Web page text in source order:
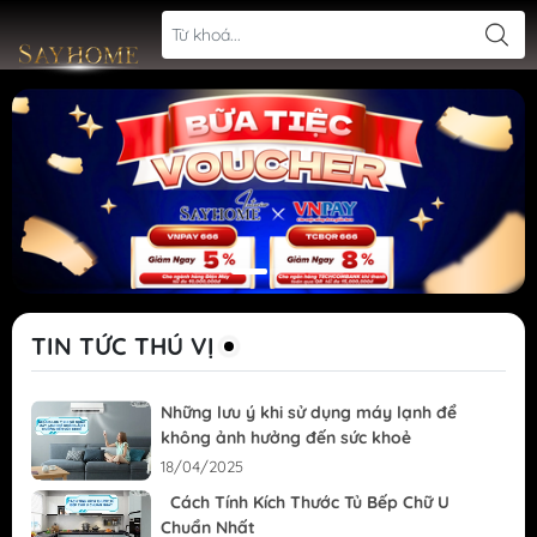
TIN TỨC THÚ VỊ
Những lưu ý khi sử dụng máy lạnh để
không ảnh hưởng đến sức khoẻ
18/04/2025
Cách Tính Kích Thước Tủ Bếp Chữ U
Chuẩn Nhất